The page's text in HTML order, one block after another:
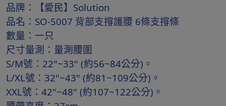
品牌：【愛民】Solution
品名：SO-5007 背部支撐護腰 6條支撐條
數量：一只
尺寸量測：量測腰圍
S/M號：22"~33" (約56~84公分)。
L/XL號：32"~43" (約81~109公分)。
XXL號：42"~48" (約107~122公分)。